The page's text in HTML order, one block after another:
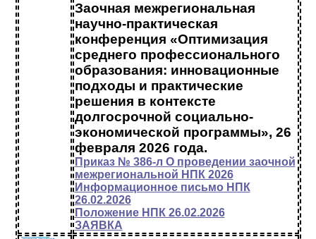
Заочная межрегиональная
научно-практическая
конференция «Оптимизация
среднего профессионального
образования: инновационные
подходы и практические
решения в контексте
долгосрочной социально-
экономической программы», 26
февраля 2026 года.
Приказ № 386-л О проведении заочной
межрегиональной НПК 2026
Информационное письмо НПК
26.02.2026
Положение НПК 26.02.2026
ЗАЯВКА